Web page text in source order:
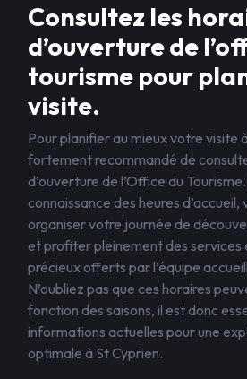
Consultez les
d’ouverture de
tourisme pour
visite.
Pour planifier au mieux votre visite
fortement recommandé de
d’ouverture de l’Office du
connaissance des heures d’accueil,
organiser votre journée de
et profiter pleinement des services
précieux offerts par l’équipe
N’oubliez pas que ces horaires
fonction des saisons, il est donc
informations actuelles pour une
optimale à St Cyprien.